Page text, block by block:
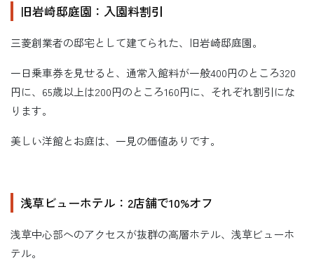
旧岩崎邸庭園：入園料割引
三菱創業者の邸宅として建てられた、旧岩崎邸庭園。
一日乗車券を見せると、通常入館料が一般400円のところ320
円に、65歳以上は200円のところ160円に、それぞれ割引にな
ります。
美しい洋館とお庭は、一見の価値ありです。
浅草ビューホテル：2店舗で10%オフ
浅草中心部へのアクセスが抜群の高層ホテル、浅草ビューホ
テル。